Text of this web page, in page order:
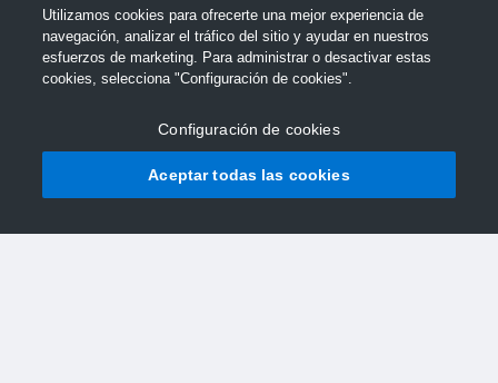
Utilizamos cookies para ofrecerte una mejor experiencia de
navegación, analizar el tráfico del sitio y ayudar en nuestros
esfuerzos de marketing. Para administrar o desactivar estas
cookies, selecciona "Configuración de cookies".
Configuración de cookies
Aceptar todas las cookies